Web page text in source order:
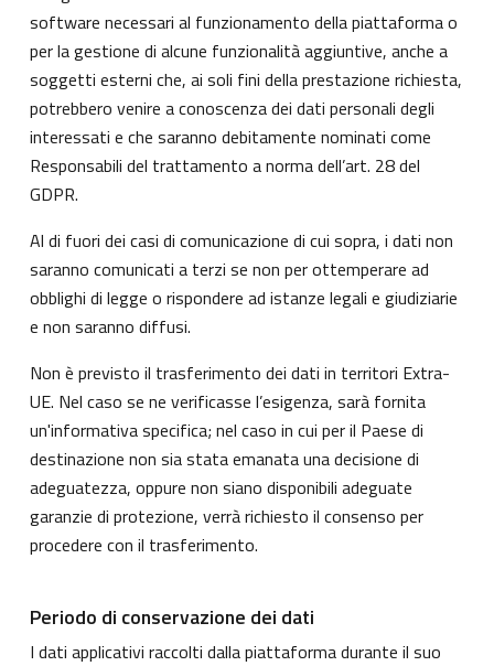
software necessari al funzionamento della piattaforma o
per la gestione di alcune funzionalità aggiuntive, anche a
soggetti esterni che, ai soli fini della prestazione richiesta,
potrebbero venire a conoscenza dei dati personali degli
interessati e che saranno debitamente nominati come
Responsabili del trattamento a norma dell’art. 28 del
GDPR.
Al di fuori dei casi di comunicazione di cui sopra, i dati non
saranno comunicati a terzi se non per ottemperare ad
obblighi di legge o rispondere ad istanze legali e giudiziarie
e non saranno diffusi.
Non è previsto il trasferimento dei dati in territori Extra-
UE. Nel caso se ne verificasse l’esigenza, sarà fornita
un'informativa specifica; nel caso in cui per il Paese di
destinazione non sia stata emanata una decisione di
adeguatezza, oppure non siano disponibili adeguate
garanzie di protezione, verrà richiesto il consenso per
procedere con il trasferimento.
Periodo di conservazione dei dati
I dati applicativi raccolti dalla piattaforma durante il suo